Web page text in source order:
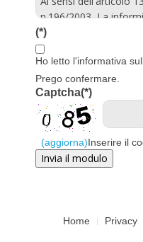
(*)
Ho letto l'informativa
Prego confermare.
Captcha(*)
(aggiorna)Inserire il
Home Privacy